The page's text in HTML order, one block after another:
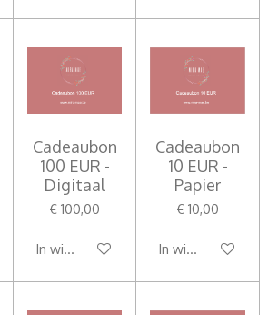
Cadeaubon
100 EUR -
Digitaal
€ 100,00
In winkelwagen
Cadeaubon
10 EUR -
Papier
€ 10,00
In winkelwagen